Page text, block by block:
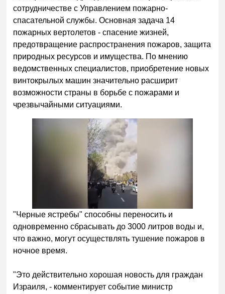
сотрудничестве с Управлением пожарно-
спасательной службы. Основная задача 14
пожарных вертолетов - спасение жизней,
предотвращение распространения пожаров, защита
природных ресурсов и имущества. По мнению
ведомственных специалистов, приобретение новых
винтокрылых машин значительно расширит
возможности страны в борьбе с пожарами и
чрезвычайными ситуациями.
"Черные ястребы" способны переносить и
одновременно сбрасывать до 3000 литров воды и,
что важно, могут осуществлять тушение пожаров в
ночное время.
"Это действительно хорошая новость для граждан
Израиля, - комментирует событие министр